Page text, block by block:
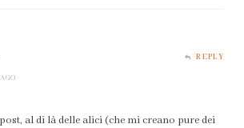
REPLY
al di là delle alici (che mi creano pure dei